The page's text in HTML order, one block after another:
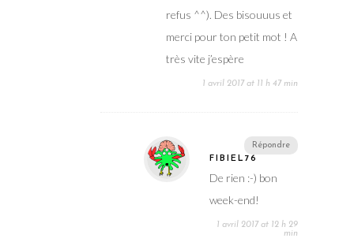
refus ^^). Des bisouuus et
merci pour ton petit mot ! A
très vite j’espère
1 avril 2017 at 11 h 47 min
Répondre
FIBIEL76
De rien :-) bon
week-end!
1 avril 2017 at 12 h 29
min